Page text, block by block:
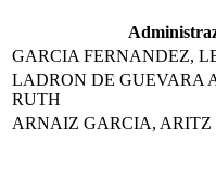
GARCIA FERNANDEZ,
LADRON DE GUEVARA
RUTH
ARNAIZ GARCIA, ARITZ